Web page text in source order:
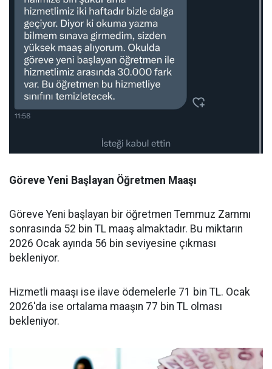
Göreve Yeni Başlayan Öğretmen Maaşı
Göreve Yeni başlayan bir öğretmen Temmuz Zammı
sonrasında 52 bin TL maaş almaktadır. Bu miktarın
2026 Ocak ayında 56 bin seviyesine çıkması
bekleniyor.
Hizmetli maaşı ise ilave ödemelerle 71 bin TL. Ocak
2026'da ise ortalama maaşın 77 bin TL olması
bekleniyor.